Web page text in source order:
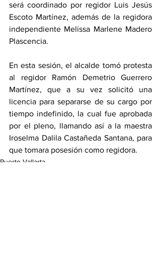
será coordinado por regidor Luis Jesús
Escoto Martínez, además de la regidora
independiente Melissa Marlene Madero
Plascencia.
En esta sesión, el alcalde tomó protesta
al regidor Ramón Demetrio Guerrero
Martínez, que a su vez solicitó una
licencia para separarse de su cargo por
tiempo indefinido, la cual fue aprobada
por el pleno, llamando así a la maestra
Iroselma Dalila Castañeda Santana, para
que tomara posesión como regidora.
Puerto Vallarta